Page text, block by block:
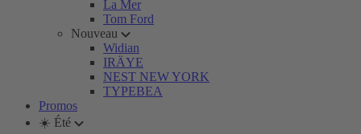
La Mer
Tom Ford
Nouveau
Widian
IRÄYE
NEST NEW YORK
TYPEBEA
Promos
☀️ Été